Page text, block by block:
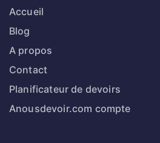
Accueil
Blog
A propos
Contact
Planificateur de devoirs
Anousdevoir.com compte